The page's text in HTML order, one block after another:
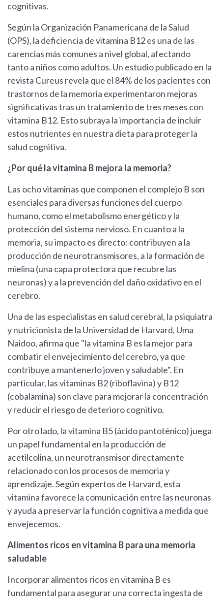
cognitivas.
Según la Organización Panamericana de la Salud
(OPS), la deficiencia de vitamina B12 es una de las
carencias más comunes a nivel global, afectando
tanto a niños como adultos. Un estudio publicado en la
revista Cureus revela que el 84% de los pacientes con
trastornos de la memoria experimentaron mejoras
significativas tras un tratamiento de tres meses con
vitamina B12. Esto subraya la importancia de incluir
estos nutrientes en nuestra dieta para proteger la
salud cognitiva.
¿Por qué la vitamina B mejora la memoria?
Las ocho vitaminas que componen el complejo B son
esenciales para diversas funciones del cuerpo
humano, como el metabolismo energético y la
protección del sistema nervioso. En cuanto a la
memoria, su impacto es directo: contribuyen a la
producción de neurotransmisores, a la formación de
mielina (una capa protectora que recubre las
neuronas) y a la prevención del daño oxidativo en el
cerebro.
Una de las especialistas en salud cerebral, la psiquiatra
y nutricionista de la Universidad de Harvard, Uma
Naidoo, afirma que "la vitamina B es la mejor para
combatir el envejecimiento del cerebro, ya que
contribuye a mantenerlo joven y saludable". En
particular, las vitaminas B2 (riboflavina) y B12
(cobalamina) son clave para mejorar la concentración
y reducir el riesgo de deterioro cognitivo.
Por otro lado, la vitamina B5 (ácido pantoténico) juega
un papel fundamental en la producción de
acetilcolina, un neurotransmisor directamente
relacionado con los procesos de memoria y
aprendizaje. Según expertos de Harvard, esta
vitamina favorece la comunicación entre las neuronas
y ayuda a preservar la función cognitiva a medida que
envejecemos.
Alimentos ricos en vitamina B para una memoria
saludable
Incorporar alimentos ricos en vitamina B es
fundamental para asegurar una correcta ingesta de